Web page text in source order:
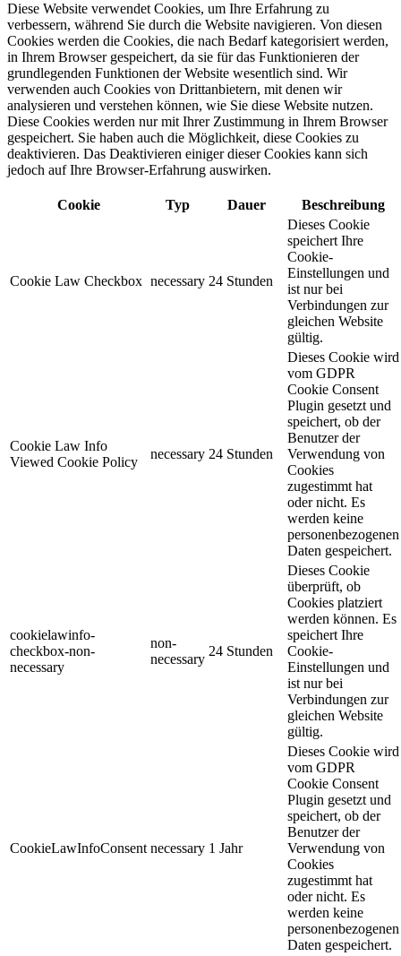
Diese Website verwendet Cookies, um Ihre Erfahrung zu
verbessern, während Sie durch die Website navigieren. Von diesen
Cookies werden die Cookies, die nach Bedarf kategorisiert werden,
in Ihrem Browser gespeichert, da sie für das Funktionieren der
grundlegenden Funktionen der Website wesentlich sind. Wir
verwenden auch Cookies von Drittanbietern, mit denen wir
analysieren und verstehen können, wie Sie diese Website nutzen.
Diese Cookies werden nur mit Ihrer Zustimmung in Ihrem Browser
gespeichert. Sie haben auch die Möglichkeit, diese Cookies zu
deaktivieren. Das Deaktivieren einiger dieser Cookies kann sich
jedoch auf Ihre Browser-Erfahrung auswirken.
Cookie Typ Dauer Beschreibung
Cookie Law Checkbox necessary 24 Stunden
Dieses Cookie
speichert Ihre
Cookie-
Einstellungen und
ist nur bei
Verbindungen zur
gleichen Website
gültig.
Cookie Law Info
Viewed Cookie Policy
necessary 24 Stunden
Dieses Cookie wird
vom GDPR
Cookie Consent
Plugin gesetzt und
speichert, ob der
Benutzer der
Verwendung von
Cookies
zugestimmt hat
oder nicht. Es
werden keine
personenbezogenen
Daten gespeichert.
cookielawinfo-
checkbox-non-
necessary
non-
necessary
24 Stunden
Dieses Cookie
überprüft, ob
Cookies platziert
werden können. Es
speichert Ihre
Cookie-
Einstellungen und
ist nur bei
Verbindungen zur
gleichen Website
gültig.
CookieLawInfoConsent necessary 1 Jahr
Dieses Cookie wird
vom GDPR
Cookie Consent
Plugin gesetzt und
speichert, ob der
Benutzer der
Verwendung von
Cookies
zugestimmt hat
oder nicht. Es
werden keine
personenbezogenen
Daten gespeichert.